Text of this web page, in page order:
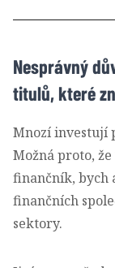
Nesprávný
titulů, které
Mnozí investují
Možná proto,
finančník, bych
finančních
sektory.